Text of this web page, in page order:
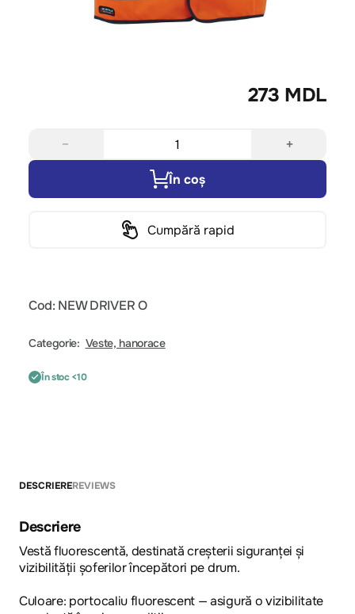
273 MDL
− +
În coș
Cumpără rapid
Cod: NEW DRIVER O
Categorie: Veste, hanorace
În stoc <10
DESCRIEREREVIEWS
Descriere
Vestă fluorescentă, destinată creșterii siguranței și
vizibilității șoferilor începători pe drum.
Culoare: portocaliu fluorescent — asigură o vizibilitate